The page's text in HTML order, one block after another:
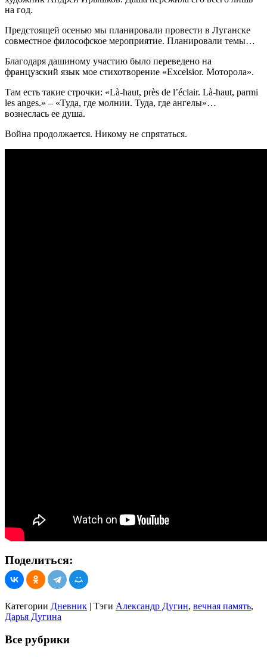
на год.
Предстоящей осенью мы планировали провести в Луганске
совместное философское мероприятие. Планировали темы…
Благодаря дашиному участию было переведено на
французский язык мое стихотворение «Excelsior. Моторола».
Там есть такие строчки: «Là-haut, près de l’éclair. Là-haut, parmi
les anges.» – «Туда, где молнии. Туда, где ангелы»…
вознеслась ее душа.
Война продолжается. Никому не спрятаться.
Поделиться:
Категории Дневник | Тэги Александр Дугин, вечная память,
Дарья Дугина
Все рубрики